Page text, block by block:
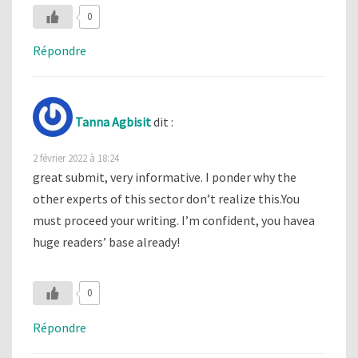
0
Répondre
Tanna Agbisitdit :
2 février 2022 à 18:24
great submit, very informative. I ponder why the
other experts of this sector don’t realize this.You
must proceed your writing. I’m confident, you havea
huge readers’ base already!
0
Répondre